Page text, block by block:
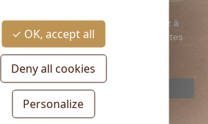
à notre newsletter, vous consentez à
Vous confirmez que vous êtes
18 ans.
is disabled. Allow
OK, accept all
Deny all cookies
Personalize